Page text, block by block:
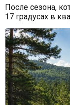
После сезона,
17 градусах в